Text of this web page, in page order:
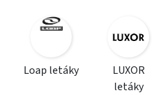
Loap letáky
LUXOR
letáky